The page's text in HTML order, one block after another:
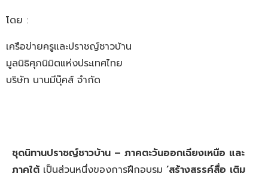
โดย :
เครือข่ายครูและปราชญ์ชาวบ้าน
มูลนิธิศุภนิมิตแห่งประเทศไทย
บริษัท นานมีบุ๊คส์ จำกัด
ชุดนิทานปราชญ์ชาวบ้าน – ภาคตะวันออกเฉียงเหนือ และ
ภาคใต้ เป็นส่วนหนึ่งของการฝึกอบรม ‘สร้างสรรค์สื่อ เติม